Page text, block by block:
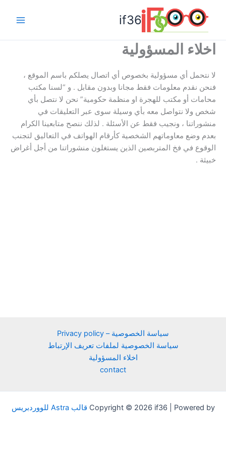
المحتوى
if36
اخلاء المسؤولية
لا نتحمل أي مسؤولية بخصوص أي اتصال يصلكم باسم الموقع ،
فنحن نقدم معلومات فقط مجانا وبدون مقابل . و “لسنا مكتب
محامات أو مكتب للهجرة او منظمة حكومية” نحن لا نتصل بأي
شخص ولا نتواصل معه بأي وسيلة سوى عبر التعليقات في
منشوراتنا ، ونجيب فقط عن الأسئلة . لذلك ننصح متابعينا الكرام
بعدم وضع معاوماتهم الشخصية كأرقام الهواتف في التعاليق لتجنب
الوقوع في فخ المتربصين الذين يستغلون منشوراتنا من أجل أغراض
خبيثة .
سياسة الخصوصية – Privacy policy
سياسة الخصوصية لملفات تعريف الإرتباط
اخلاء المسؤولية
contact
Copyright © 2026 if36 | Powered by قالب Astra للووردبريس